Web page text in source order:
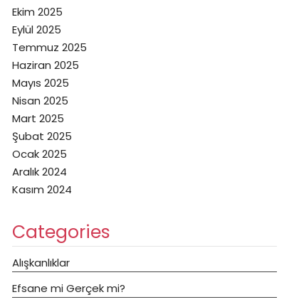
Ekim 2025
Eylül 2025
Temmuz 2025
Haziran 2025
Mayıs 2025
Nisan 2025
Mart 2025
Şubat 2025
Ocak 2025
Aralık 2024
Kasım 2024
Categories
Alışkanlıklar
Efsane mi Gerçek mi?